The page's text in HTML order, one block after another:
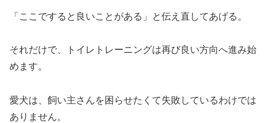
「ここですると良いことがある」と伝え直してあげる。
それだけで、トイレトレーニングは再び良い方向へ進み始
めます。
愛犬は、飼い主さんを困らせたくて失敗しているわけでは
ありません。